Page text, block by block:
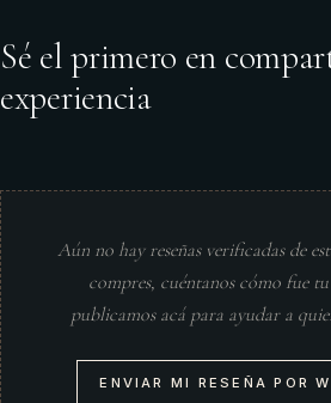
Sé el primero en
experiencia
Aún no hay reseñas verificadas de
compres, cuéntanos cómo fue
publicamos acá para ayudar a
ENVIAR MI RESEÑA POR